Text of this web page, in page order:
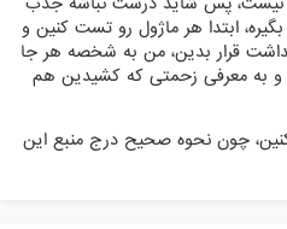
ابتدا هر ماژول رو تست کنین و
قرار بدین، من به شخصه هر جا
و به معرفی زحمتی که کشیدین هم
چون نحوه صحیح درج منبع این